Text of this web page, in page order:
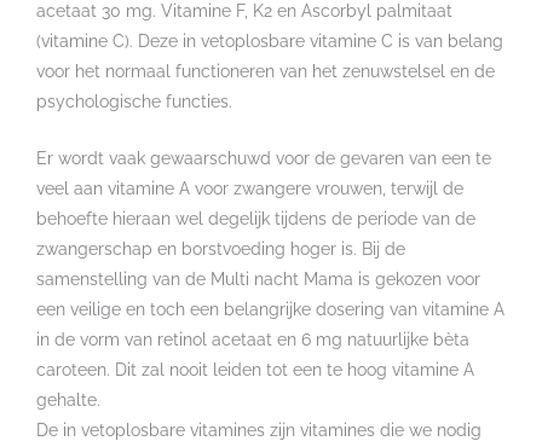
acetaat 30 mg. Vitamine F, K2 en Ascorbyl palmitaat
(vitamine C). Deze in vetoplosbare vitamine C is van belang
voor het normaal functioneren van het zenuwstelsel en de
psychologische functies.
Er wordt vaak gewaarschuwd voor de gevaren van een te
veel aan vitamine A voor zwangere vrouwen, terwijl de
behoefte hieraan wel degelijk tijdens de periode van de
zwangerschap en borstvoeding hoger is. Bij de
samenstelling van de Multi nacht Mama is gekozen voor
een veilige en toch een belangrijke dosering van vitamine A
in de vorm van retinol acetaat en 6 mg natuurlijke bèta
caroteen. Dit zal nooit leiden tot een te hoog vitamine A
gehalte.
De in vetoplosbare vitamines zijn vitamines die we nodig